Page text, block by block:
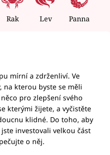
Rak Lev Panna
mírní a zdrženliví. Ve
na kterou byste se měli
pro zlepšení svého
kterými žijete, a vyčistěte
klidné. Do toho, aby
investovali velkou část
o něj.